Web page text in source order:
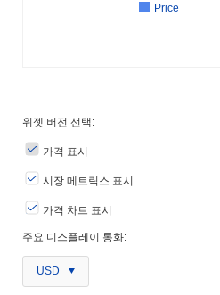
Price
위젯 버전 선택:
가격 표시
시장 메트릭스 표시
가격 차트 표시
주요 디스플레이 통화:
USD